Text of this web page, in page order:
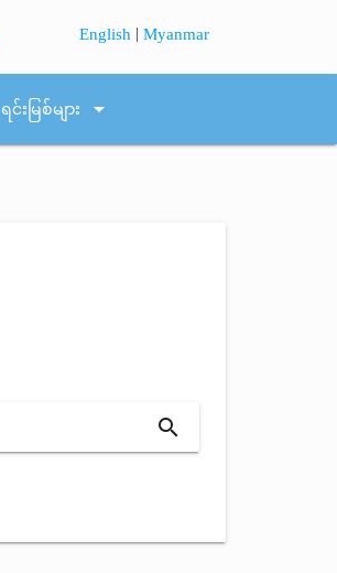
English |Myanmar
ရင်းမြစ်များ arrow_drop_down
search